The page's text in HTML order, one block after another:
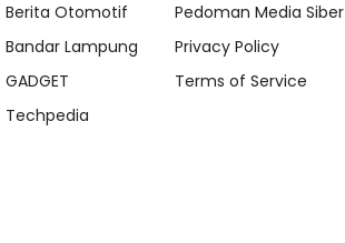
Berita Otomotif
Bandar Lampung
GADGET
Techpedia
Pedoman Media Siber
Privacy Policy
Terms of Service